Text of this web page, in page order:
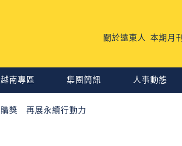
關於遠東人 本期月刊
越南專區 集團簡訊 人事動態
獎 再展永續行動力